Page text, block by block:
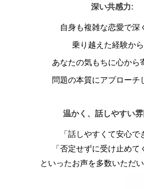
深い共感力:
自身も複雑な恋愛で深
乗り越えた経験から
あなたの気もちに心から
問題の本質にアプローチ
温かく、話しやすい
「話しやすくて安心で
「否定せずに受け止めて
といったお声を多数いただい